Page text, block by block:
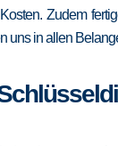
Zudem
uns in allen